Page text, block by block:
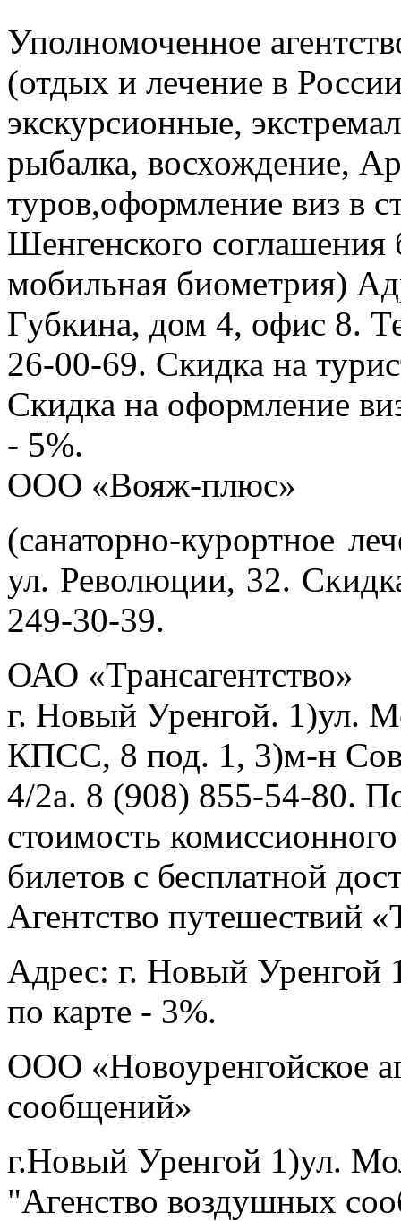
Уполномоченное
(отдых и лечение в
экскурсионные,
рыбалка, восхождение,
туров,оформление виз в
Шенгенского соглашения
мобильная биометрия)
Губкина, дом 4, офис 8.
26-00-69. Скидка на
Скидка на оформление
- 5%.
ООО «Вояж-плюс»
(санаторно-курортное
ул. Революции, 32.
249-30-39.
ОАО «Трансагентство»
г. Новый Уренгой. 1)ул.
КПСС, 8 под. 1, 3)м-н
4/2а. 8 (908) 855-54-80.
стоимость
билетов с бесплатной
Агентство
Адрес: г. Новый Уренгой
по карте - 3%.
ООО «Новоуренгойское
сообщений»
г.Новый Уренгой 1)ул.
"Агенство воздушных